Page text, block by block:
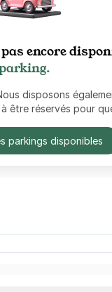
encore
disposons
être réservés pour
parkings disponibles